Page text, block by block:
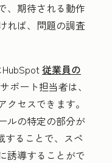
、期待される動作
れば、問題の調査
従業員の
ポート担当者は、
セスできます。
ルの特定の部分が
することで、スペ
誘導することがで